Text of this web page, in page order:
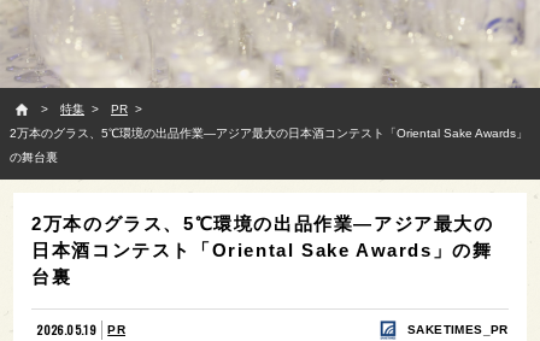
特集
PR
2万本のグラス、5℃環境の出品作業—アジア最大の日本酒コンテスト「Oriental Sake Awards」
の舞台裏
2万本のグラス、5℃環境の出品作業—アジア最大の
日本酒コンテスト「Oriental Sake Awards」の舞
台裏
2026.05.19 PR SAKETIMES_PR